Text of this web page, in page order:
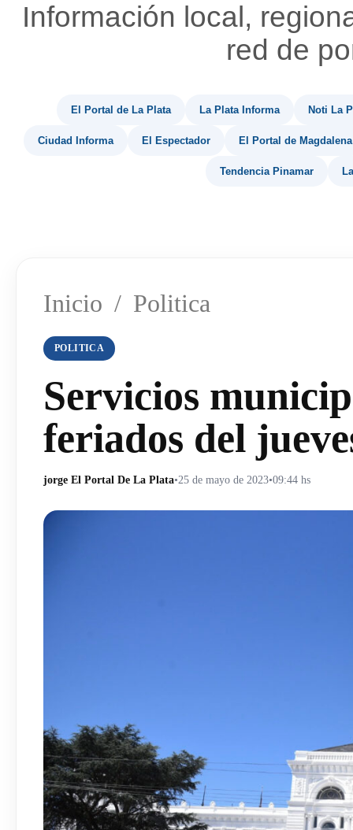
Información local,
red de
El Portal de La Plata La Plata Informa Noti La
Ciudad Informa El Espectador El Portal de Magdalena
Tendencia Pinamar
Inicio / Politica
POLITICA
Servicios
feriados del
jorge El Portal De La Plata•25 de mayo de 2023•09:44 hs